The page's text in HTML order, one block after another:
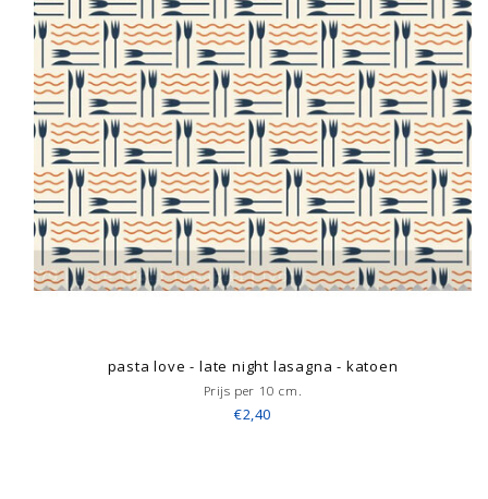
pasta love - late night lasagna - katoen
Prijs per 10 cm.
€2,40